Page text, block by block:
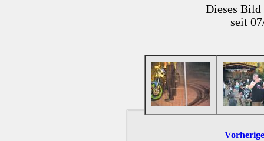
Dieses Bild
seit